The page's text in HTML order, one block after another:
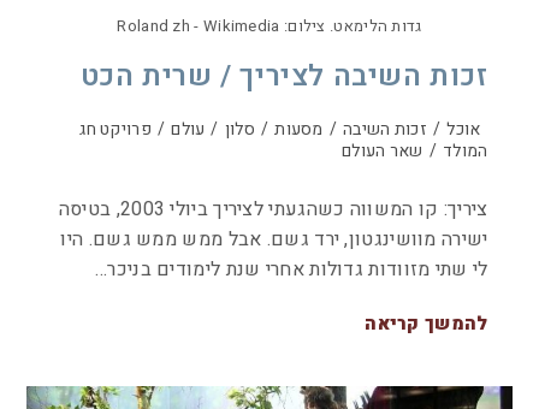
גדות הלימאט. צילום: Roland zh - Wikimedia
זכות השיבה לציריך / שרית הכט
אוכל / זכות השיבה / מסעות / סלון / עולם / פרויקט חג
המולד / שאר העולם
ציריך: קו המשווה כשהגעתי לציריך ביולי 2003, בטיסה
ישירה מוושינגטון, ירד גשם. אבל ממש ממש גשם. היו
לי שתי מזוודות גדולות אחרי שנת לימודים בניכר…
להמשך קריאה